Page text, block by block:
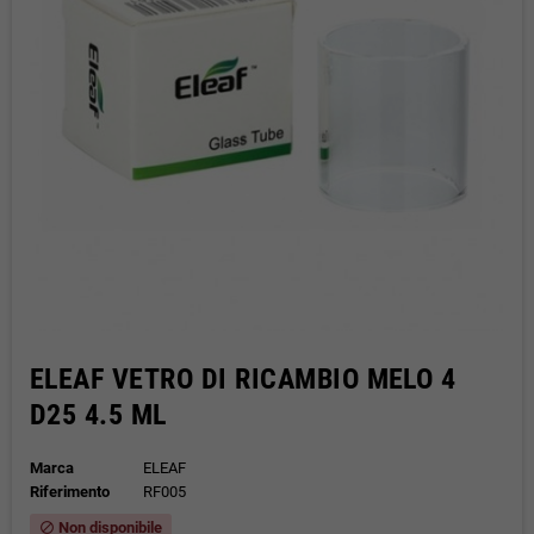
ELEAF VETRO DI RICAMBIO MELO 4
D25 4.5 ML
Marca
ELEAF
Riferimento
RF005
block Non disponibile